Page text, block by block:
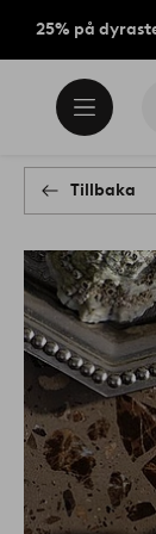
25% på
Tillbaka